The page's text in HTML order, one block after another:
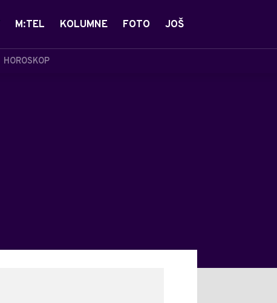
HOROSKOP
M:TEL KOLUMNE FOTO JOŠ